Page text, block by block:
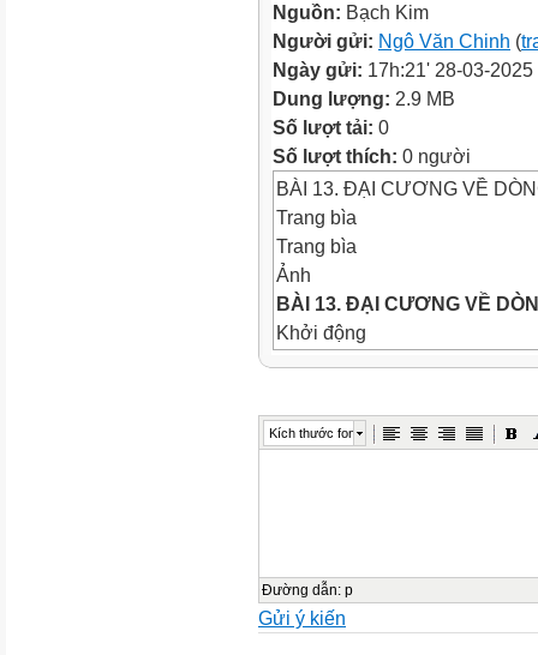
Nguồn: Bạch Kim
Người gửi: Ngô Văn Chinh (
Ngày gửi: 17h:21' 28-03-2025
Dung lượng: 2.9 MB
Số lượt tải: 0
Số lượt thích: 0 người
BÀI 13. ĐẠI CƯƠNG VỀ
Trang bìa
Trang bìa
Ảnh
BÀI 13. ĐẠI CƯƠNG VỀ
Khởi động
Nhà máy thuỷ điện Hoà
máy thuỷ điện nổi tiếng ở
Trả lời
Dòng điện xoay chiều có
Kích thước font
Đường dẫn: p
Gửi ý kiến